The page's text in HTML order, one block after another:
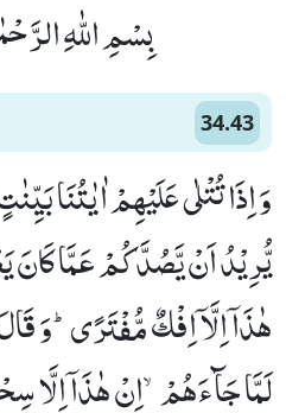
بِسْمِ اللّٰهِ
34.43
وَ اِذَا تُتْلٰى عَلَیْهِمْ اٰیٰتُنَا
یُّرِیْدُ اَنْ یَّصُدَّكُمْ عَمَّا كَانَ
هٰذَاۤ اِلَّاۤ اِفْكٌ مُّفْتَرًىؕ-وَ
لَمَّا جَآءَهُمْۙ-اِنْ هٰذَاۤ اِلَّا